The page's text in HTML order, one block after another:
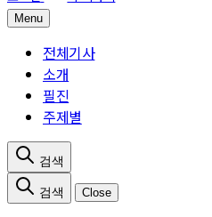
Menu
전체기사
소개
필진
주제별
Close